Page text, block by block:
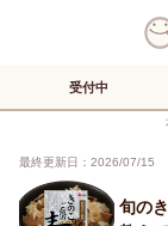
受付中
最終更新日：2026/07/15
旬の